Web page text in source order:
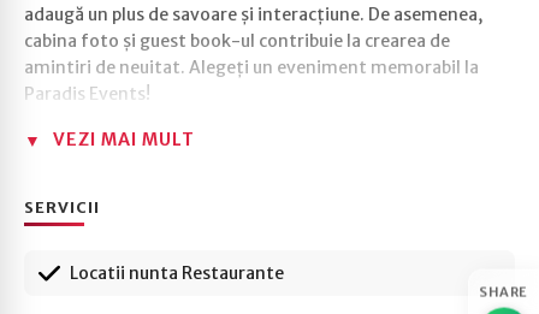
SHARE
adaugă un plus de savoare și interacțiune. De asemenea,
cabina foto și guest book-ul contribuie la crearea de
amintiri de neuitat. Alegeți un eveniment memorabil la
Paradis Events!
VEZI MAI MULT
SERVICII
Locatii nunta Restaurante